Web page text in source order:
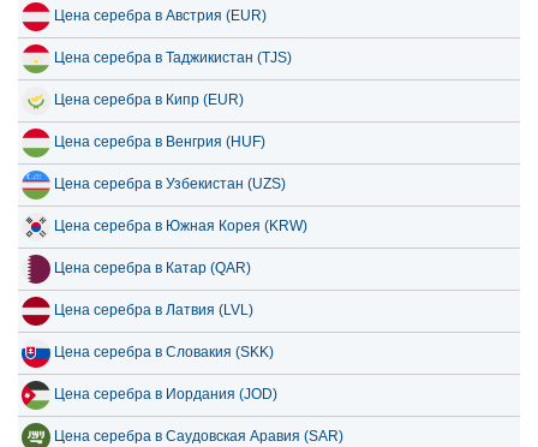
Цена серебра в Австрия (EUR)
Цена серебра в Таджикистан (TJS)
Цена серебра в Кипр (EUR)
Цена серебра в Венгрия (HUF)
Цена серебра в Узбекистан (UZS)
Цена серебра в Южная Корея (KRW)
Цена серебра в Катар (QAR)
Цена серебра в Латвия (LVL)
Цена серебра в Словакия (SKK)
Цена серебра в Иордания (JOD)
Цена серебра в Саудовская Аравия (SAR)